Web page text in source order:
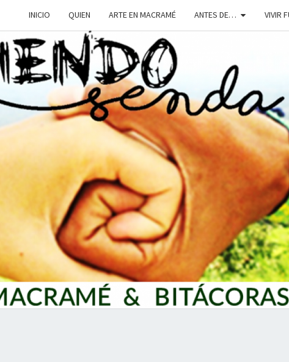
INICIO QUIEN ARTE EN MACRAMÉ ANTES DE… VIVIR